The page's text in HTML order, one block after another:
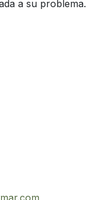
a su problema.